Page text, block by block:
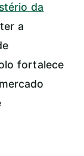
da
a
fortalece